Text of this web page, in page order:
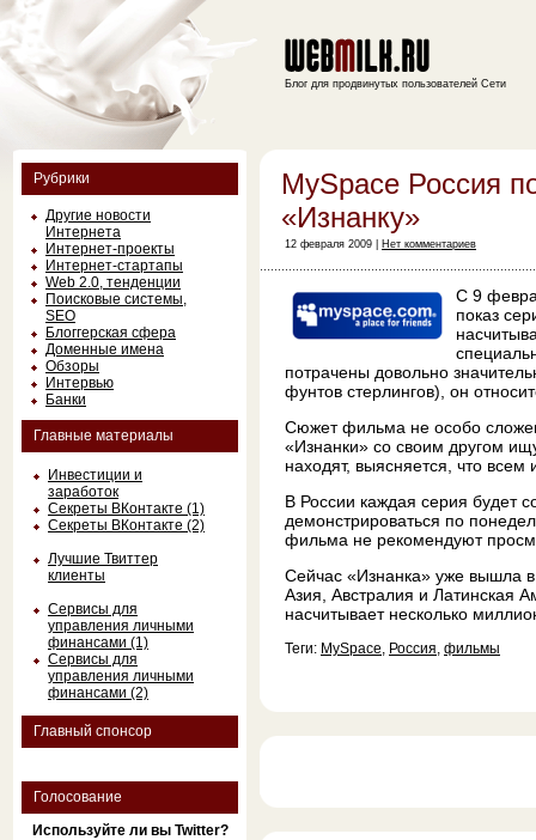
Рубрики
Другие новости
Интернета
Интернет-проекты
Интернет-стартапы
Web 2.0, тенденции
Поисковые системы,
SEO
Блоггерская сфера
Доменные имена
Обзоры
Интервью
Банки
Главные материалы
Инвестиции и
заработок
Секреты ВКонтакте (1)
Секреты ВКонтакте (2)
Лучшие Твиттер
клиенты
Сервисы для
управления личными
финансами (1)
Сервисы для
управления личными
финансами (2)
Главный спонсор
Голосование
Используйте ли вы Twitter?
Блог для продвинутых пользователей Сети
MySpace Россия
«Изнанку»
12 февраля 2009 | Нет комментариев
С 9
показ
потрачены довольно
фунтов стерлингов), он
Сюжет фильма не особо
«Изнанки» со своим другом
находят, выясняется, что всем
В России каждая серия будет
демонстрироваться по
фильма не рекомендуют
Сейчас «Изнанка» уже вышла
Азия, Австралия и Латинская
насчитывает несколько
Теги: MySpace, Россия, фильмы